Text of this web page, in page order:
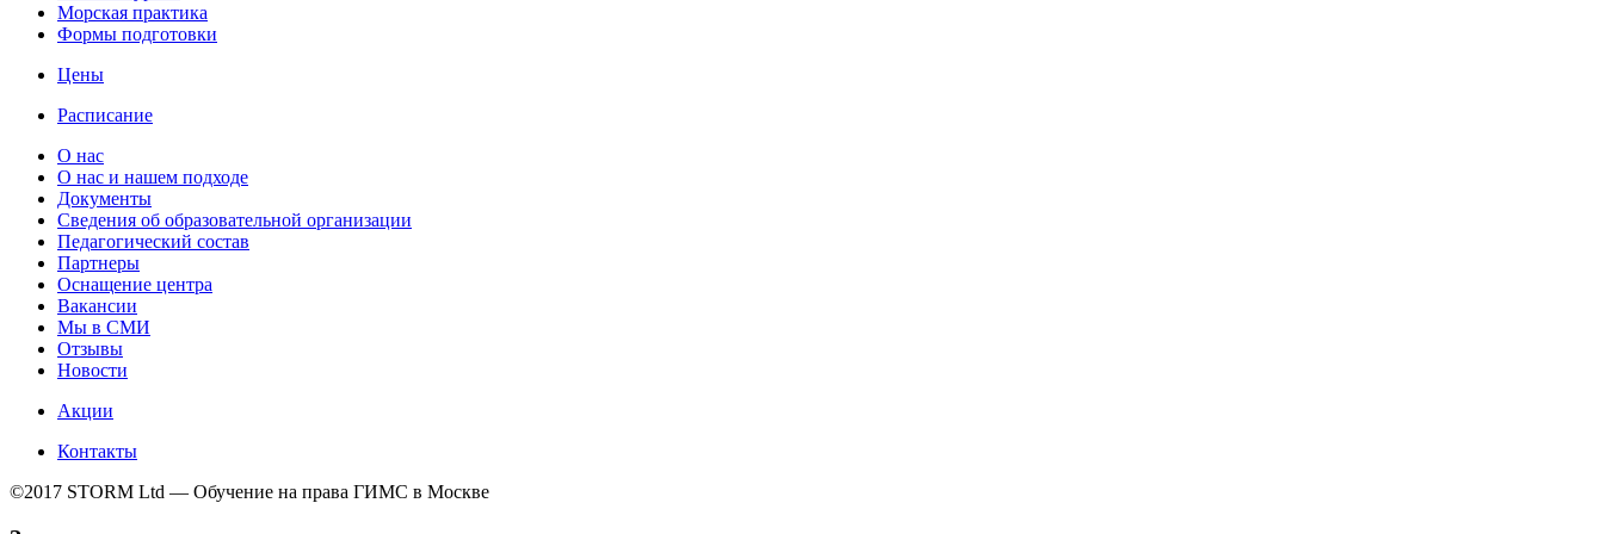
Морская практика
Формы подготовки
Цены
Расписание
О нас
О нас и нашем подходе
Документы
Сведения об образовательной организации
Педагогический состав
Партнеры
Оснащение центра
Вакансии
Мы в СМИ
Отзывы
Новости
Акции
Контакты
©2017 STORM Ltd — Обучение на права ГИМС в Москве